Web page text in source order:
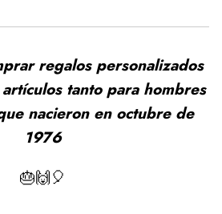
regalos personalizados
tanto para hombres
nacieron en octubre de
1976
🎂🙌🎈